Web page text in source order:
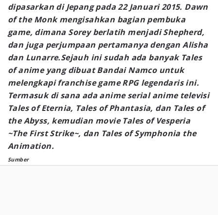
dipasarkan di Jepang pada 22 Januari 2015. Dawn
of the Monkmengisahkan bagian pembuka
game, dimana Sorey berlatih menjadi Shepherd,
dan juga perjumpaan pertamanya dengan Alisha
dan Lunarre.Sejauh ini sudah ada banyak Tales
of anime yang dibuat Bandai Namco untuk
melengkapi franchise game RPG legendaris ini.
Termasuk di sana ada anime serial anime televisi
Tales of Eternia, Tales of Phantasia, dan Tales of
the Abyss, kemudian movie Tales of Vesperia
~The First Strike~, dan Tales of Symphonia the
Animation.
Sumber